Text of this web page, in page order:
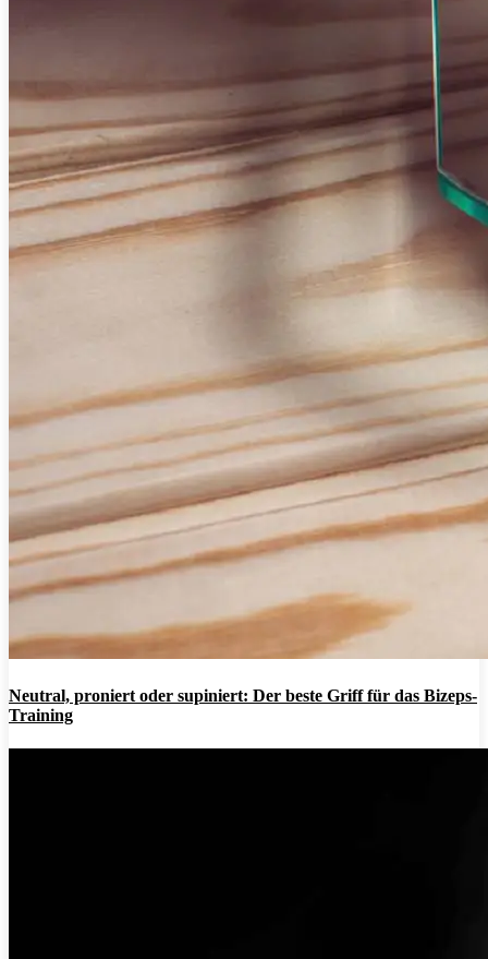
Neutral, proniert oder supiniert: Der beste Griff für das Bizeps-
Training